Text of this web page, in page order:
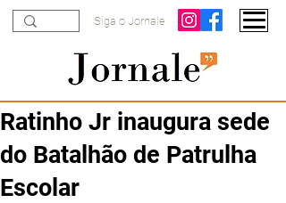
Siga o Jornale
Ratinho Jr inaugura sede
do Batalhão de Patrulha
Escolar